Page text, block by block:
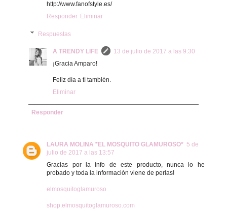
http://www.fanofstyle.es/
Responder Eliminar
Respuestas
A TRENDY LIFE
13 de julio de 2017 a las 9:30
¡Gracia Amparo!
Feliz día a tí también.
Eliminar
Responder
LAURA MOLINA *EL MOSQUITO GLAMUROSO* 5 de
julio de 2017 a las 13:57
Gracias por la info de este producto, nunca lo he
probado y toda la información viene de perlas!
elmosquitoglamuroso
shop.elmosquitoglamuroso.com